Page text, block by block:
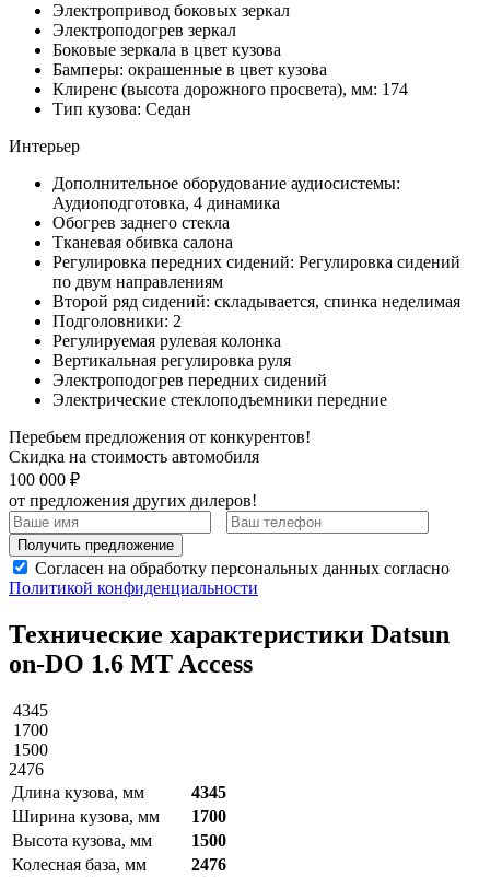
Электропривод боковых зеркал
Электроподогрев зеркал
Боковые зеркала в цвет кузова
Бамперы: окрашенные в цвет кузова
Клиренс (высота дорожного просвета), мм: 174
Тип кузова: Седан
Интерьер
Дополнительное оборудование аудиосистемы:
Аудиоподготовка, 4 динамика
Обогрев заднего стекла
Тканевая обивка салона
Регулировка передних сидений: Регулировка сидений
по двум направлениям
Второй ряд сидений: складывается, спинка неделимая
Подголовники: 2
Регулируемая рулевая колонка
Вертикальная регулировка руля
Электроподогрев передних сидений
Электрические стеклоподъемники передние
Перебьем предложения от конкурентов!
Скидка на стоимость автомобиля
100 000 ₽
от предложения других дилеров!
Получить предложение
Согласен на обработку персональных данных согласно
Политикой конфиденциальности
Технические характеристики Datsun
on-DO 1.6 MT Access
4345
1700
1500
2476
Длина кузова, мм
4345
Ширина кузова, мм
1700
Высота кузова, мм
1500
Колесная база, мм
2476